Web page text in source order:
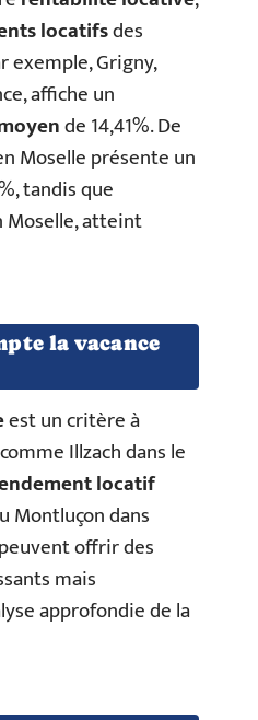
locatifsdes
exemple, Grigny,
affiche un
de 14,41%. De
Moselle présente un
tandis que
Moselle, atteint
la vacance
est un critère à
Illzach dans le
locatif
Montluçon dans
peuvent offrir des
mais
approfondie de la